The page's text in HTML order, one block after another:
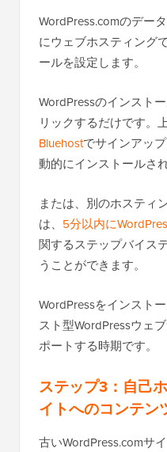
WordPress.comのデー
にウェブホスティング
ールを設定します。
WordPressのインスト
リックするだけです。
Bluehostでサインアッ
動的にインストールされ
または、別のホスティ
は、 5分以内に
関するステップバイス
うことができます。
WordPressをインスト
スト型WordPressウェ
ポートする時期です。
ステップ3：自己
イトへのコンテン
古いWordPress.comサ